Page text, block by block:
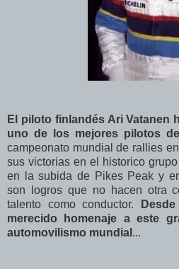
El piloto finlandés Ari Vatanen
uno de los mejores pilotos
campeonato mundial de rallies
sus victorias en el historico
en la subida de Pikes Peak y
son logros que no hacen otra
talento como conductor.
merecido homenaje a este
automovilismo mundial ...